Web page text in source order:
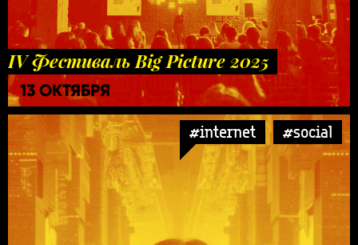
IV Фестиваль Big Picture 2025
13 ОКТЯБРЯ
#internet #social